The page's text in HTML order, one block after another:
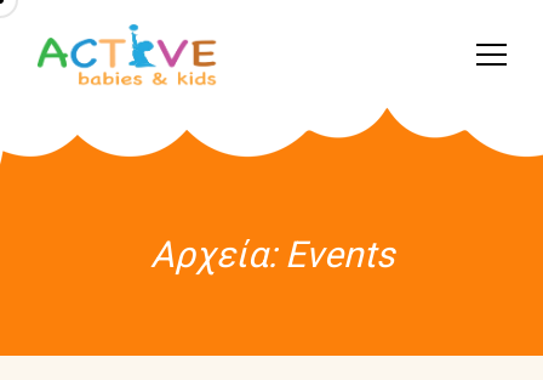
Αρχεία: Events